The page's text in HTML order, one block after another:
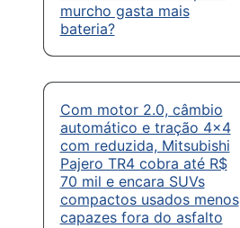
murcho gasta mais
bateria?
Com motor 2.0, câmbio
automático e tração 4×4
com reduzida, Mitsubishi
Pajero TR4 cobra até R$
70 mil e encara SUVs
compactos usados menos
capazes fora do asfalto